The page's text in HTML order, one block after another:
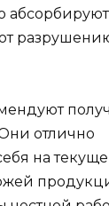
отлично
на